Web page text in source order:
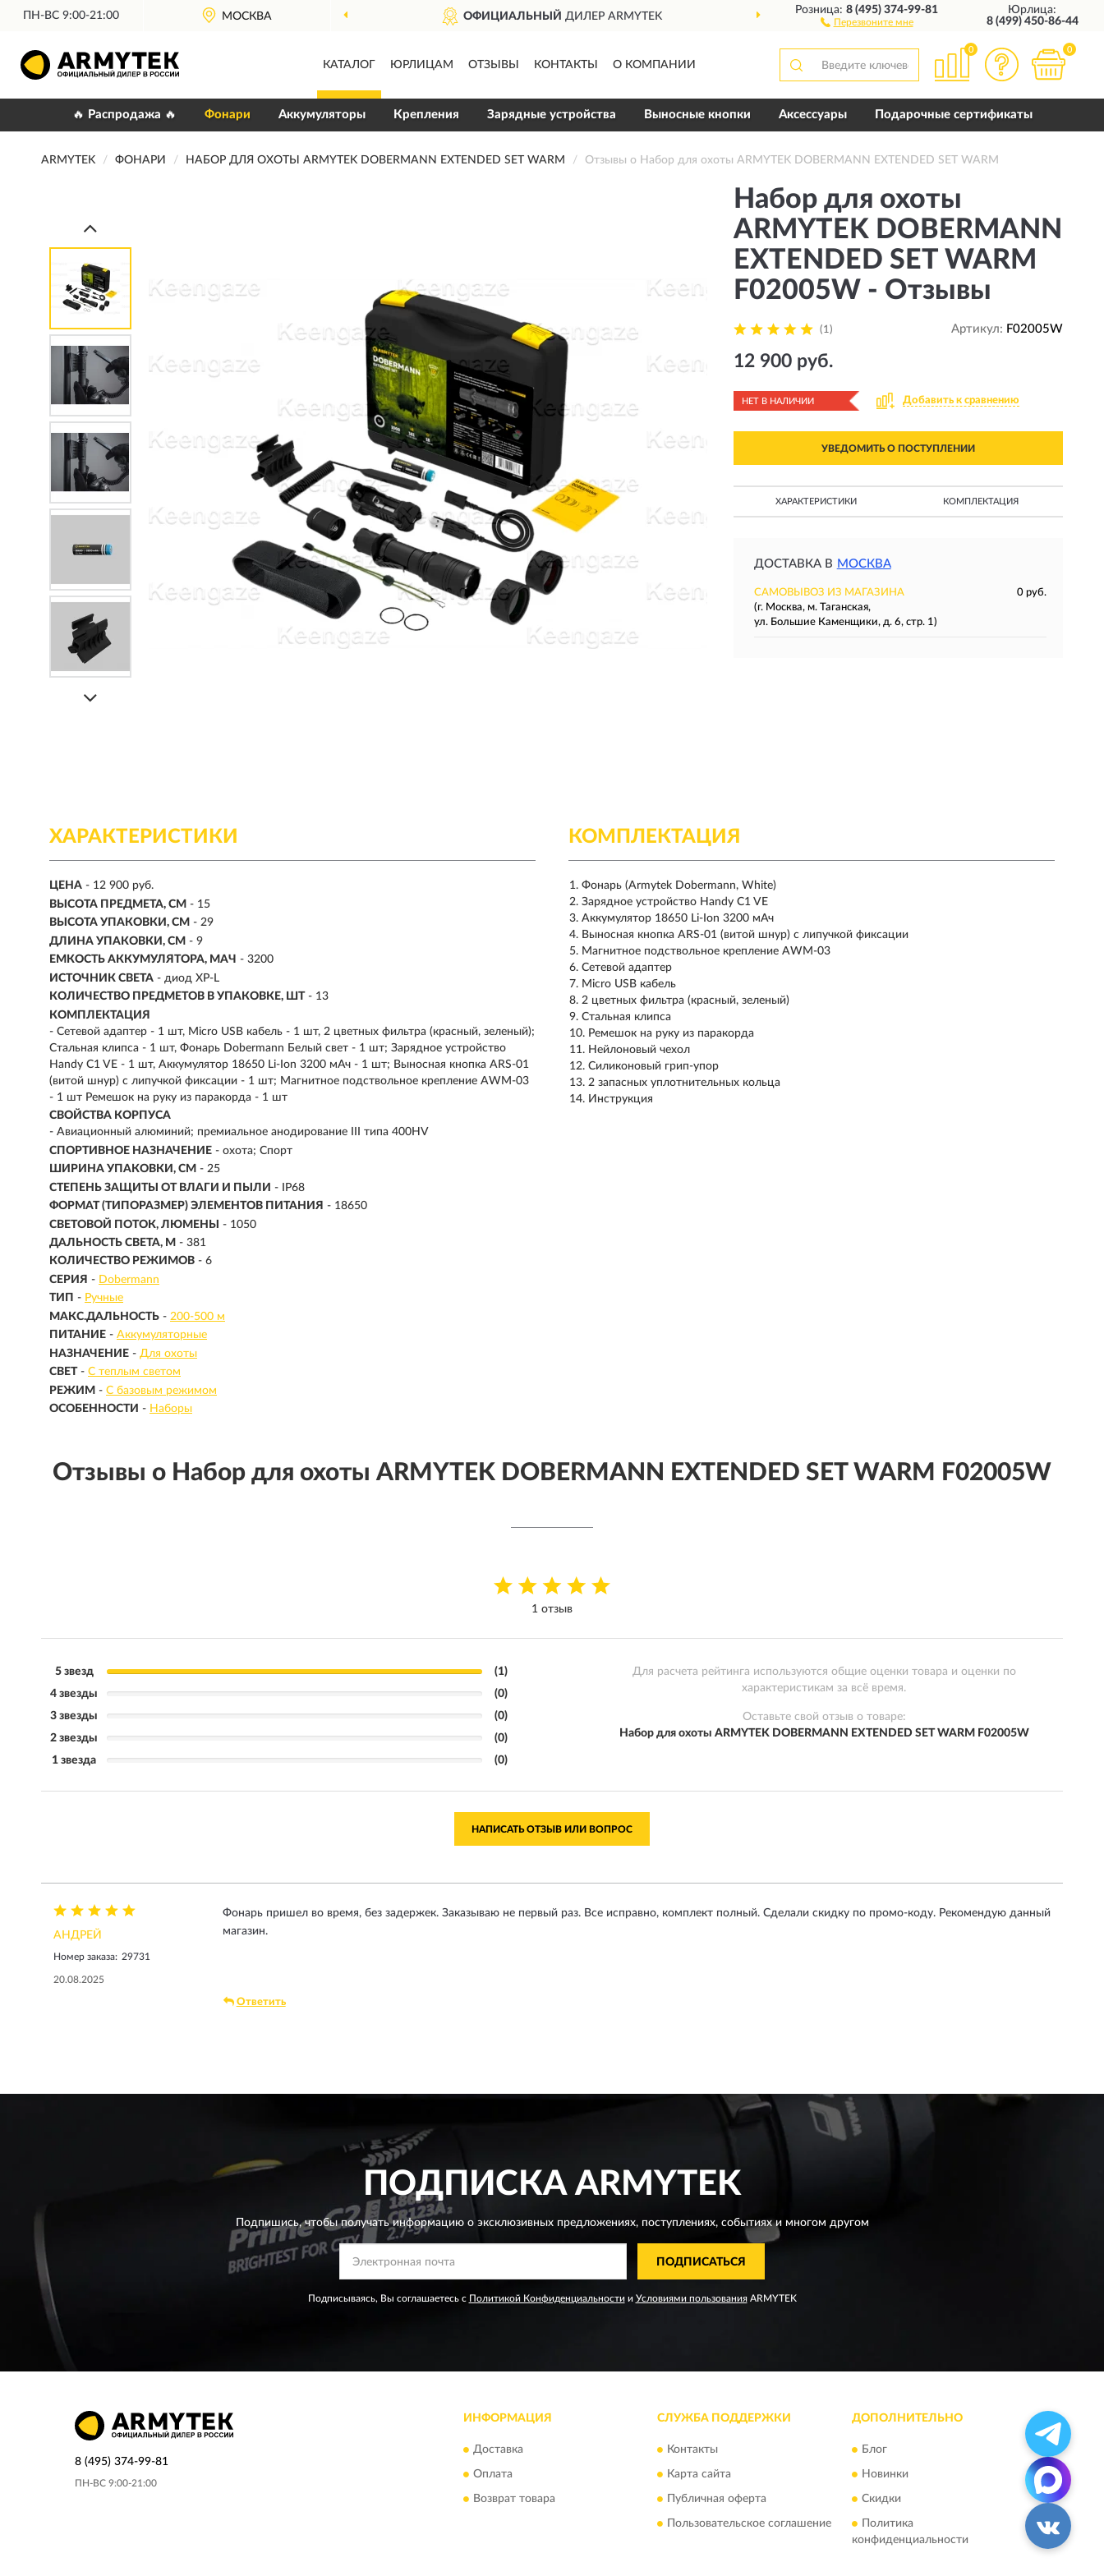
ПН-ВС 9:00-21:00 МОСКВА ОФИЦИАЛЬНЫЙ ДИЛЕР ARMYTEK ДОСТАВИМ ПО ВСЕЙ РОССИИ
Розница:8 (495) 374-99-81
Перезвоните мне
Юрлица:
8 (499) 450-86-44
КАТАЛОГ ЮРЛИЦАМ ОТЗЫВЫ КОНТАКТЫ О КОМПАНИИ
0 0
🔥 Распродажа 🔥 Фонари Аккумуляторы Крепления Зарядные устройства Выносные кнопки Аксессуары Подарочные сертификаты
ARMYTEK ФОНАРИ НАБОР ДЛЯ ОХОТЫ ARMYTEK DOBERMANN EXTENDED SET WARM Отзывы о Набор для охоты ARMYTEK DOBERMANN EXTENDED SET WARM
Набор для охоты
ARMYTEK DOBERMANN
EXTENDED SET WARM
F02005W - Отзывы
(1) Артикул: F02005W
12 900 руб.
НЕТ В НАЛИЧИИ Добавить к сравнению
УВЕДОМИТЬ О ПОСТУПЛЕНИИ
ХАРАКТЕРИСТИКИ КОМПЛЕКТАЦИЯ
ДОСТАВКА В МОСКВА
САМОВЫВОЗ ИЗ МАГАЗИНА
0 руб.
(г. Москва, м. Таганская,
ул. Большие Каменщики, д. 6, стр. 1)
ХАРАКТЕРИСТИКИ
ЦЕНА - 12 900 руб.
ВЫСОТА ПРЕДМЕТА, СМ - 15
ВЫСОТА УПАКОВКИ, СМ - 29
ДЛИНА УПАКОВКИ, СМ - 9
ЕМКОСТЬ АККУМУЛЯТОРА, МAЧ - 3200
ИСТОЧНИК СВЕТА - диод XP-L
КОЛИЧЕСТВО ПРЕДМЕТОВ В УПАКОВКЕ, ШТ - 13
КОМПЛЕКТАЦИЯ
- Сетевой адаптер - 1 шт, Micro USB кабель - 1 шт, 2 цветных фильтра (красный, зеленый);
Стальная клипса - 1 шт, Фонарь Dobermann Белый свет - 1 шт; Зарядное устройство
Handy C1 VE - 1 шт, Аккумулятор 18650 Li-Ion 3200 мАч - 1 шт; Выносная кнопка ARS-01
(витой шнур) с липучкой фиксации - 1 шт; Магнитное подствольное крепление AWM-03
- 1 шт Ремешок на руку из паракорда - 1 шт
СВОЙСТВА КОРПУСА
- Авиационный алюминий; премиальное анодирование III типа 400HV
СПОРТИВНОЕ НАЗНАЧЕНИЕ - охота; Спорт
ШИРИНА УПАКОВКИ, СМ - 25
СТЕПЕНЬ ЗАЩИТЫ ОТ ВЛАГИ И ПЫЛИ - IP68
ФОРМАТ (ТИПОРАЗМЕР) ЭЛЕМЕНТОВ ПИТАНИЯ - 18650
СВЕТОВОЙ ПОТОК, ЛЮМЕНЫ
- 1050
ДАЛЬНОСТЬ СВЕТА, М - 381
КОЛИЧЕСТВО РЕЖИМОВ - 6
СЕРИЯ - Dobermann
ТИП - Ручные
МАКС.ДАЛЬНОСТЬ - 200-500 м
ПИТАНИЕ - Аккумуляторные
НАЗНАЧЕНИЕ - Для охоты
СВЕТ - С теплым светом
РЕЖИМ - С базовым режимом
ОСОБЕННОСТИ - Наборы
КОМПЛЕКТАЦИЯ
Фонарь (Armytek Dobermann, White)
Зарядное устройство Handy C1 VE
Аккумулятор 18650 Li-Ion 3200 мАч
Выносная кнопка ARS-01 (витой шнур) с липучкой фиксации
Магнитное подствольное крепление AWM-03
Сетевой адаптер
Micro USB кабель
2 цветных фильтра (красный, зеленый)
Стальная клипса
Ремешок на руку из паракорда
Нейлоновый чехол
Силиконовый грип-упор
2 запасных уплотнительных кольца
Инструкция
Отзывы о Набор для охоты ARMYTEK DOBERMANN EXTENDED SET WARM F02005W
1 отзыв
5 звезд
(1)
4 звезды
(0)
3 звезды
(0)
2 звезды
(0)
1 звезда
(0)
Для расчета рейтинга используются общие оценки товара и оценки по
характеристикам за всё время.
Оставьте свой отзыв о товаре:
Набор для охоты ARMYTEK DOBERMANN EXTENDED SET WARM F02005W
НАПИСАТЬ ОТЗЫВ ИЛИ ВОПРОС
АНДРЕЙ
Номер заказа: 29731
20.08.2025
Фонарь пришел во время, без задержек. Заказываю не первый раз. Все исправно, комплект полный. Сделали скидку по промо-коду. Рекомендую данный
магазин.
Ответить
ПОДПИСКАARMYTEK
Подпишись, чтобы получать информацию о эксклюзивных предложениях,поступлениях, событиях и многом другом
ПОДПИСАТЬСЯ
Подписываясь, Вы соглашаетесь с Политикой Конфиденциальности и Условиями пользованияARMYTEK
8 (495) 374-99-81
ПН-ВС 9:00-21:00
ИНФОРМАЦИЯ
Доставка
Оплата
Возврат товара
СЛУЖБА ПОДДЕРЖКИ
Контакты
Карта сайта
Публичная оферта
Пользовательское соглашение
ДОПОЛНИТЕЛЬНО
Блог
Новинки
Скидки
Политика
конфиденциальности